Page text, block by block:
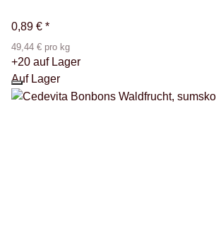
0,89 € *
49,44 € pro kg
+20 auf Lager
Auf Lager